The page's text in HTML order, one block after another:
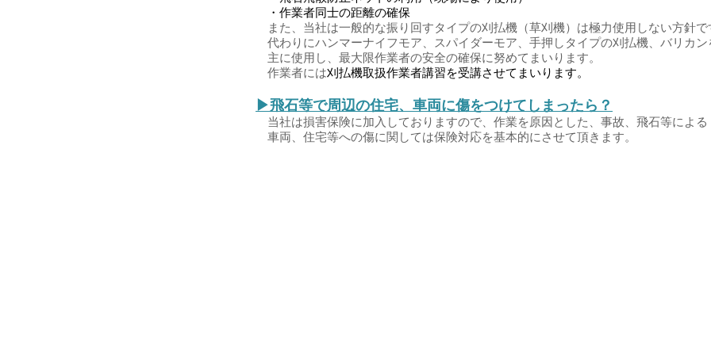
・作業者同士の距離の確保
また、当社は一般的な振り回すタイプの刈払機（草刈機）は極力使用しない方針で
代わりにハンマーナイフモア、スパイダーモア、手押しタイプの刈払機、バリカン
主に使用し、最大限作業者の安全の確保に努めてまいります。
作業者には​刈払機取扱作業者講習を受講させてまいります。
▶飛石等で周辺の住宅、車両に傷をつけてしまったら？
当社は損害保険に加入しておりますので、作業を原因とした、事故、飛石等による
車両、住宅等への傷に関しては保険対応を基本的にさせて頂きます。